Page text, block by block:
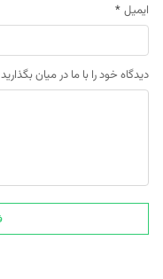
ایمیل *
دیدگاه خود را با ما در میان بگذارید